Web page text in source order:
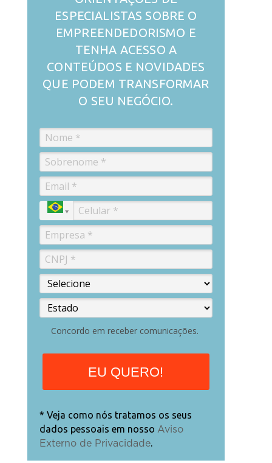
ESPECIALISTAS SOBRE O
EMPREENDEDORISMO E
TENHA ACESSO A
CONTEÚDOS E NOVIDADES
QUE PODEM TRANSFORMAR
O SEU NEGÓCIO.
Concordo em receber comunicações.
EU QUERO!
* Veja como nós tratamos os seus
dados pessoais em nosso Aviso
Externo de Privacidade.